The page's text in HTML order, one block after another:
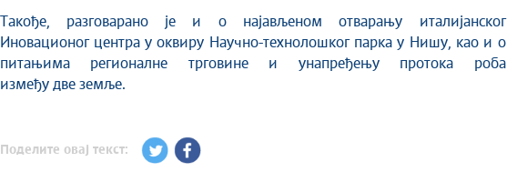
Такође, разговарано је и о најављеном отварању италијанског
Иновационог центра у оквиру Научно-технолошког парка у Нишу, као и о
питањима регионалне трговине и унапређењу протока роба
између две земље.
Поделите овај текст: